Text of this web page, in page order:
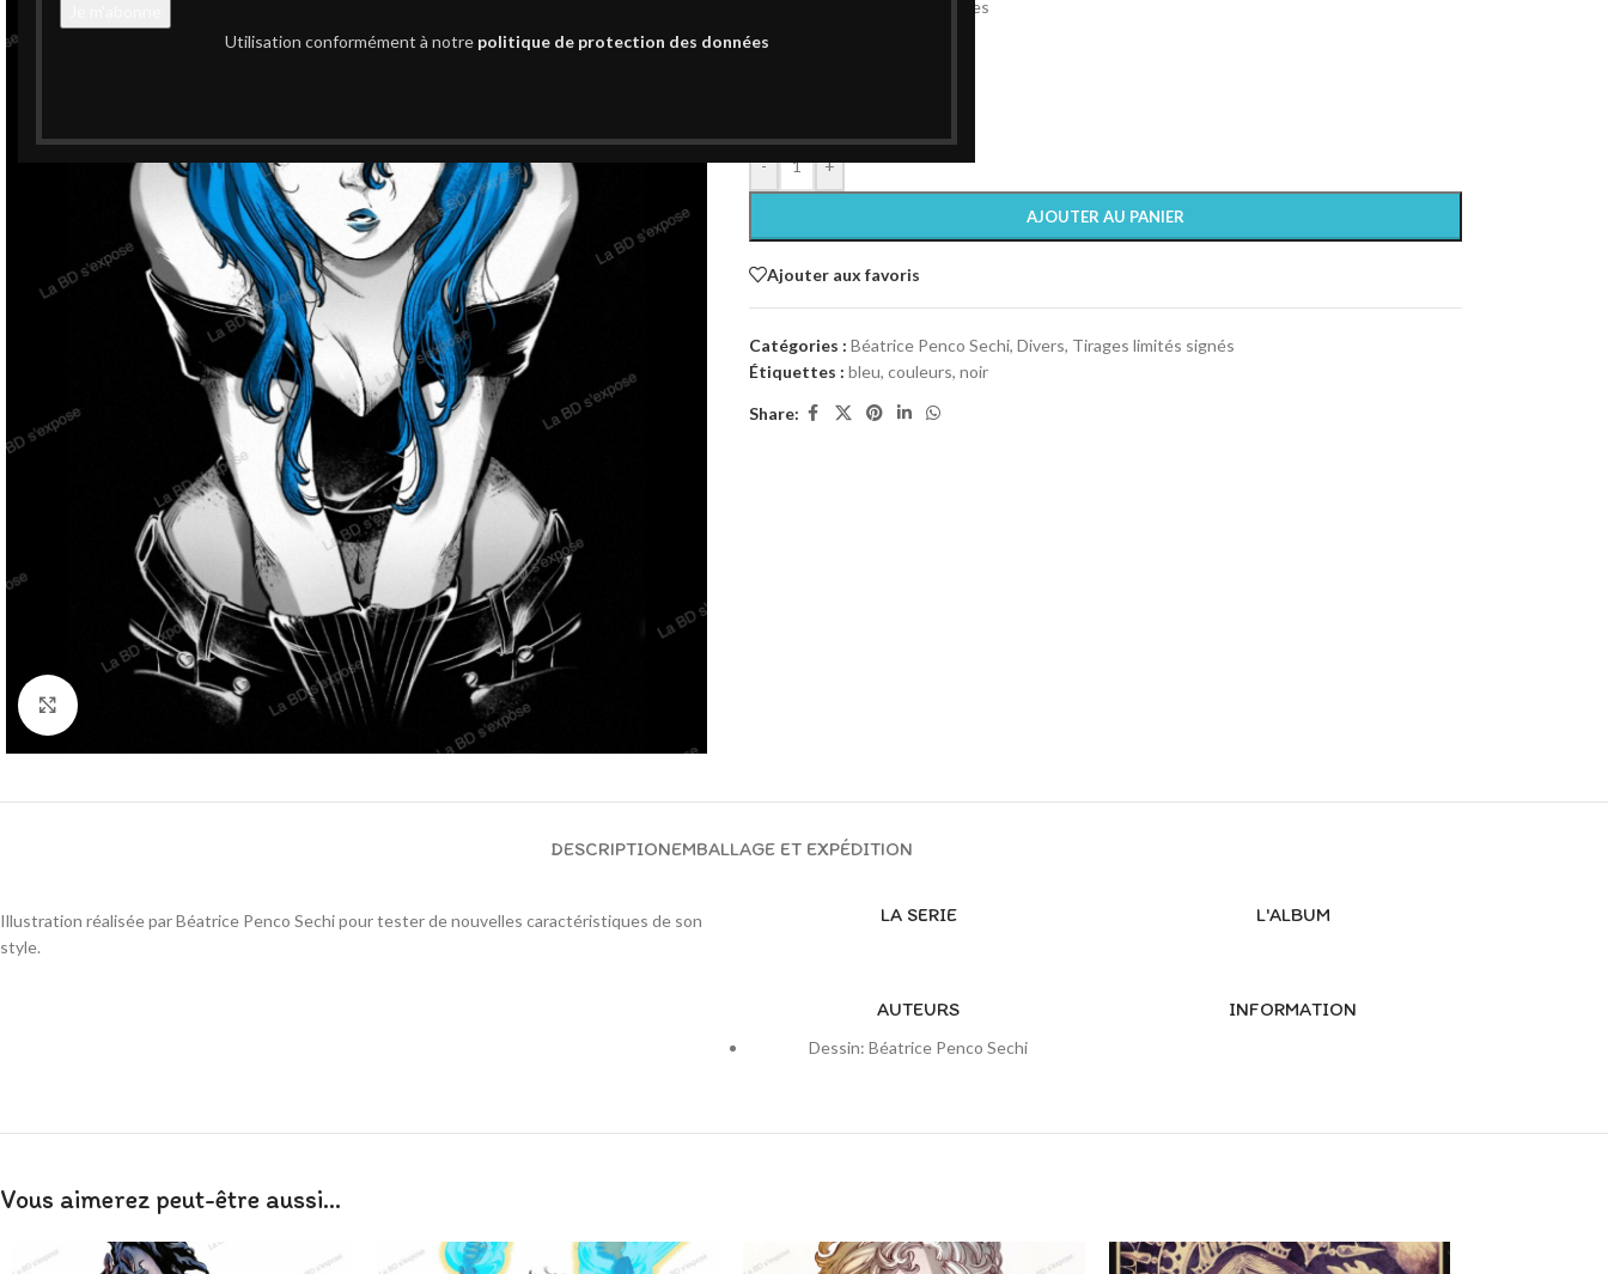
Utilisation conformément à notre politique de protection des données
Cliquez pour agrandir
Limite de tirage : 20 exemplaires
Format : A4 (21 x 29,7 cm)
- +
AJOUTER AU PANIER
Ajouter aux favoris
Catégories : Béatrice Penco Sechi, Divers, Tirages limités signés
Étiquettes : bleu, couleurs, noir
Share:
DESCRIPTIONEMBALLAGE ET EXPÉDITION
Illustration réalisée par Béatrice Penco Sechi pour tester de nouvelles caractéristiques de son
style.
LA SERIE L'ALBUM
AUTEURS
Dessin: Béatrice Penco Sechi
INFORMATION
Vous aimerez peut-être aussi…